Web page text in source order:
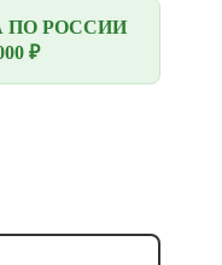
ПО РОССИИ
₽